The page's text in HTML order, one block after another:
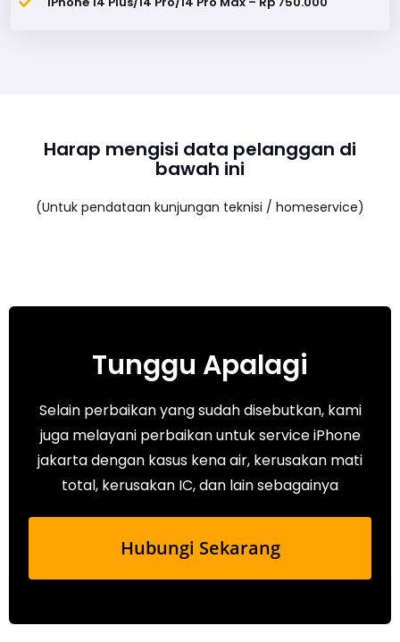
Harap mengisi data pelanggan di
bawah ini
(Untuk pendataan kunjungan teknisi / homeservice)
Tunggu Apalagi
Selain perbaikan yang sudah disebutkan, kami
juga melayani perbaikan untuk service iPhone
jakarta dengan kasus kena air, kerusakan mati
total, kerusakan IC, dan lain sebagainya
Hubungi Sekarang